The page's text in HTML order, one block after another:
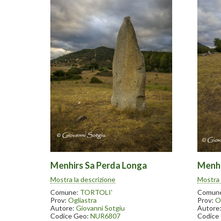
Menhirs Sa Perda Longa
Il complesso archeologico di Perda
Longa, situato in una zona collinare a
pochi chilometri da Tortolì, comprende
quindici menhir, la maggior parte
abbattuti, due tombe di giganti
(quest’ultime di non facile
Mostra la descrizione
Comune: TORTOLI'
Prov: Ogliastra
Autore: Giovanni Sotgiu
Codice Geo: NUR6807
Il
Longa,
pochi
Mostra
Prov:
Autore:
Codice